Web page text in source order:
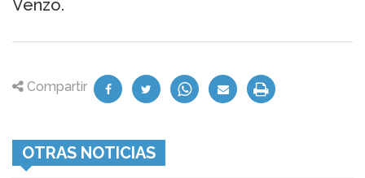
Venzo.
Compartir
OTRAS NOTICIAS